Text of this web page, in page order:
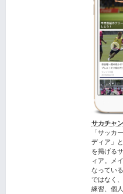
サカチャン
「サッカ
ディア」
を掲げる
ィア。メ
なってい
ではなく
練習、個